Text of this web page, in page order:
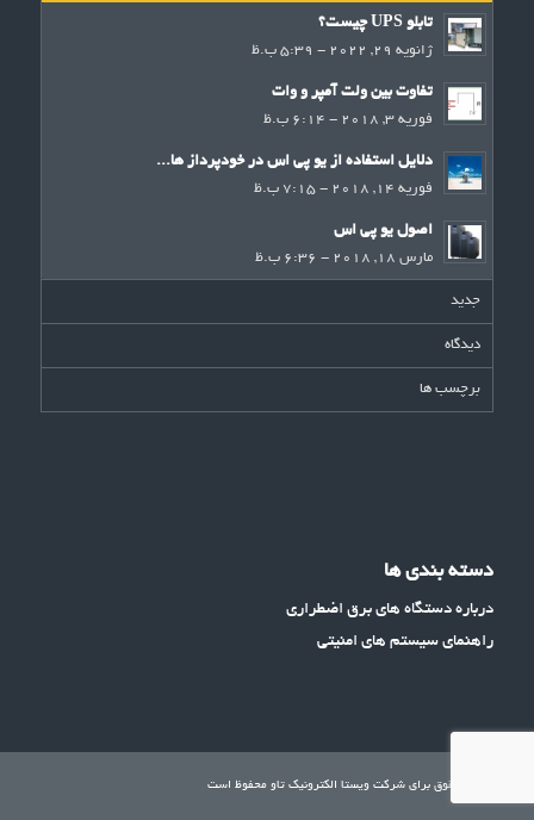
تابلو UPS چیست؟
ژانویه 29, 2022 - 5:39 ب.ظ
تفاوت بین ولت آمپر و وات
فوریه 3, 2018 - 6:14 ب.ظ
دلایل استفاده از یو پی اس در خودپرداز ها...
فوریه 14, 2018 - 7:15 ب.ظ
اصول یو پی اس
مارس 18, 2018 - 6:36 ب.ظ
جدید
دیدگاه
برچسب ها
دسته بندی ها
درباره دستگاه های برق اضطراری
راهنمای سیستم های امنیتی
تمامی حقوق برای شرکت ویستا الکترونیک تاو محفوظ است